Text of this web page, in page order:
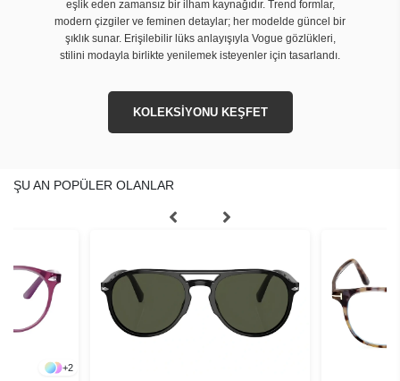
eşlik eden zamansız bir ilham kaynağıdır. Trend formlar,
modern çizgiler ve feminen detaylar; her modelde güncel bir
şıklık sunar. Erişilebilir lüks anlayışıyla Vogue gözlükleri,
stilini modayla birlikte yenilemek isteyenler için tasarlandı.
KOLEKSİYONU KEŞFET
ŞU AN POPÜLER OLANLAR
+2